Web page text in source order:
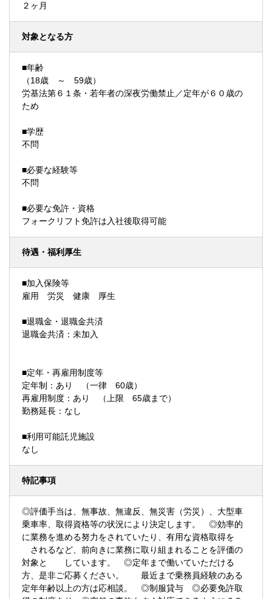
２ヶ月
対象となる方
■年齢
（18歳 ～ 59歳）
労基法第６１条・若年者の深夜労働禁止／定年が６０歳の
ため
■学歴
不問
■必要な経験等
不問
■必要な免許・資格
フォークリフト免許は入社後取得可能
待遇・福利厚生
■加入保険等
雇用 労災 健康 厚生
■退職金・退職金共済
退職金共済：未加入
■定年・再雇用制度等
定年制：あり （一律 60歳）
再雇用制度：あり （上限 65歳まで）
勤務延長：なし
■利用可能託児施設
なし
特記事項
◎評価手当は、無事故、無違反、無災害（労災）、大型車
乗車率、取得資格等の状況により決定します。 ◎効率的
に業務を進める努力をされていたり、有用な資格取得を
されるなど、前向きに業務に取り組まれることを評価の
対象と しています。 ◎定年まで働いていただける
方、是非ご応募ください。 最近まで乗務員経験のある
定年年齢以上の方は応相談。 ◎制服貸与 ◎必要免許取